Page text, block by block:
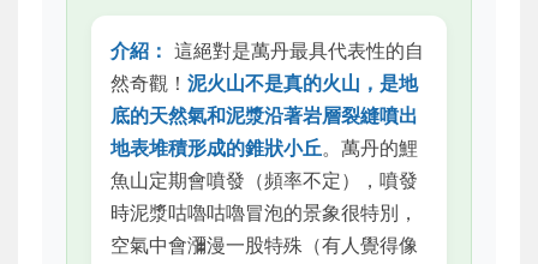
介紹： 這絕對是萬丹最具代表性的自
然奇觀！ 泥火山不是真的火山，是地
底的天然氣和泥漿沿著岩層裂縫噴出
地表堆積形成的錐狀小丘。萬丹的鯉
魚山定期會噴發（頻率不定），噴發
時泥漿咕嚕咕嚕冒泡的景象很特別，
空氣中會瀰漫一股特殊（有人覺得像